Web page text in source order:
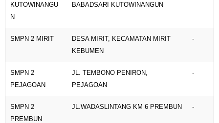
KUTOWINANGU
N
BABADSARI KUTOWINANGUN
SMPN 2 MIRIT
DESA MIRIT, KECAMATAN MIRIT
KEBUMEN
-
SMPN 2
PEJAGOAN
JL. TEMBONO PENIRON,
PEJAGOAN
-
SMPN 2
PREMBUN
JL.WADASLINTANG KM 6 PREMBUN -